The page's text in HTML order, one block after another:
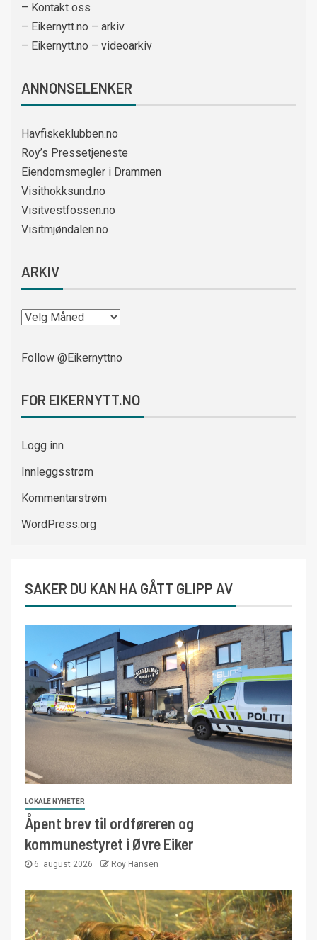
– Kontakt oss
– Eikernytt.no – arkiv
– Eikernytt.no – videoarkiv
ANNONSELENKER
Havfiskeklubben.no
Roy’s Pressetjeneste
Eiendomsmegler i Drammen
Visithokksund.no
Visitvestfossen.no
Visitmjøndalen.no
ARKIV
Follow @Eikernyttno
FOR EIKERNYTT.NO
Logg inn
Innleggsstrøm
Kommentarstrøm
WordPress.org
SAKER DU KAN HA GÅTT GLIPP AV
LOKALE NYHETER
Åpent brev til ordføreren og
kommunestyret i Øvre Eiker
6. august 2026 Roy Hansen